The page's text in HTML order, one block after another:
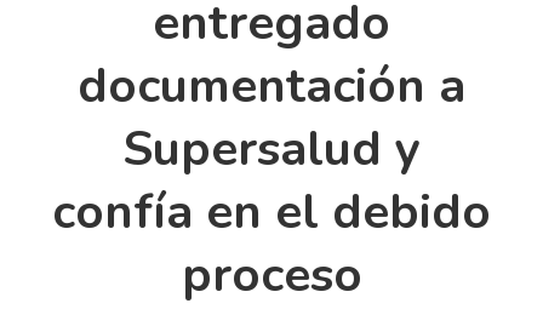
entregado
documentación a
Supersalud y
confía en el debido
proceso